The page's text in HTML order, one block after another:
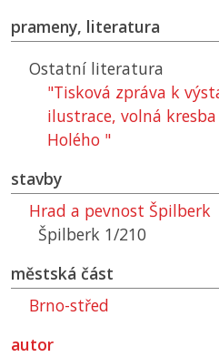
prameny, literatura
Ostatní literatura
"Tisková zpráva k
ilustrace, volná
Holého "
stavby
Hrad a pevnost Špilberk
Špilberk 1/210
městská část
Brno-střed
autor